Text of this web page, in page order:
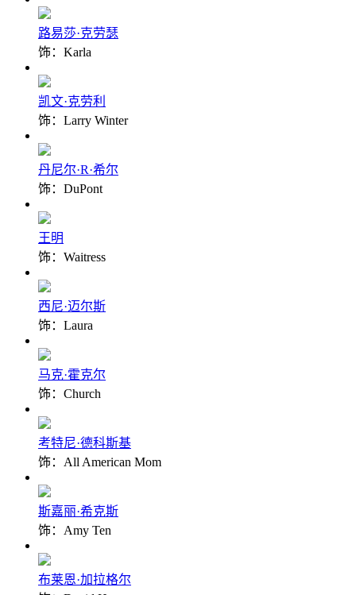
路易莎·克劳瑟
饰：Karla
凯文·克劳利
饰：Larry Winter
丹尼尔·R·希尔
饰：DuPont
王明
饰：Waitress
西尼·迈尔斯
饰：Laura
马克·霍克尔
饰：Church
考特尼·德科斯基
饰：All American Mom
斯嘉丽·希克斯
饰：Amy Ten
布莱恩·加拉格尔